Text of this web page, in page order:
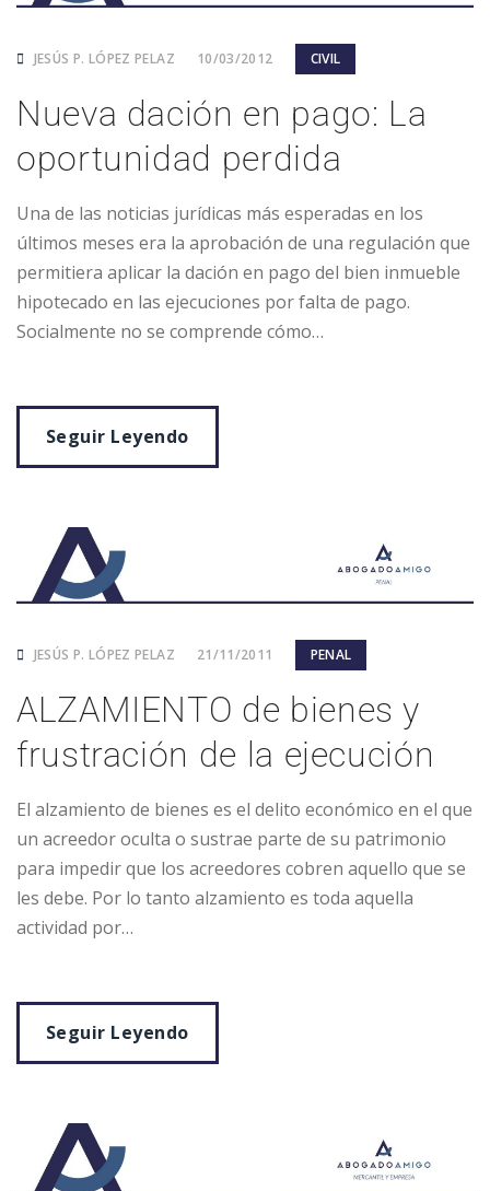
JESÚS P. LÓPEZ PELAZ 10/03/2012 CIVIL
Nueva dación en pago: La
oportunidad perdida
Una de las noticias jurídicas más esperadas en los
últimos meses era la aprobación de una regulación que
permitiera aplicar la dación en pago del bien inmueble
hipotecado en las ejecuciones por falta de pago.
Socialmente no se comprende cómo…
Seguir Leyendo
JESÚS P. LÓPEZ PELAZ 21/11/2011 PENAL
ALZAMIENTO de bienes y
frustración de la ejecución
El alzamiento de bienes es el delito económico en el que
un acreedor oculta o sustrae parte de su patrimonio
para impedir que los acreedores cobren aquello que se
les debe. Por lo tanto alzamiento es toda aquella
actividad por…
Seguir Leyendo